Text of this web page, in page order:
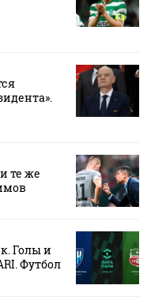
те же
Голы и
Футбол